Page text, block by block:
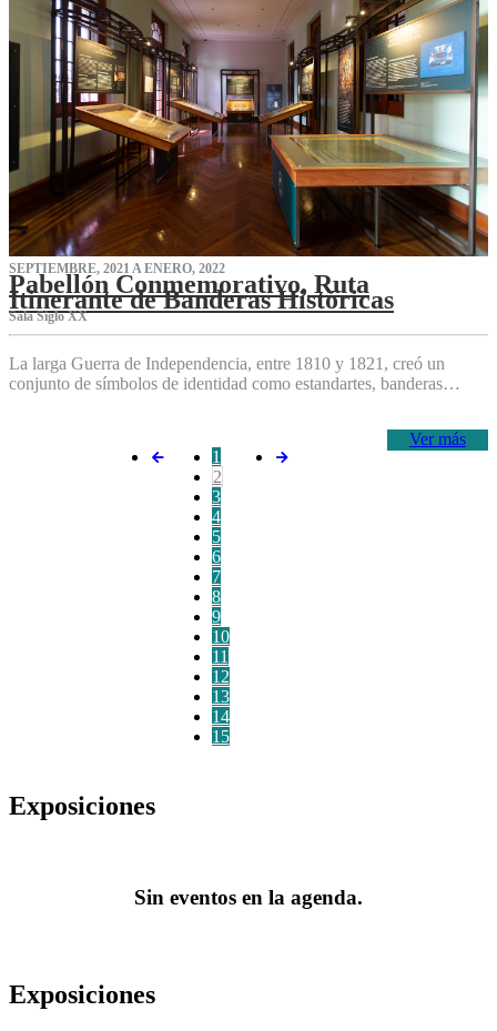
SEPTIEMBRE, 2021 A ENERO, 2022
Pabellón Conmemorativo, Ruta
Itinerante de Banderas Históricas
Sala Siglo XX
La larga Guerra de Independencia, entre 1810 y 1821, creó un
conjunto de símbolos de identidad como estandartes, banderas…
Ver más
1
2
3
4
5
6
7
8
9
10
11
12
13
14
15
Exposiciones
Sin eventos en la agenda.
Exposiciones